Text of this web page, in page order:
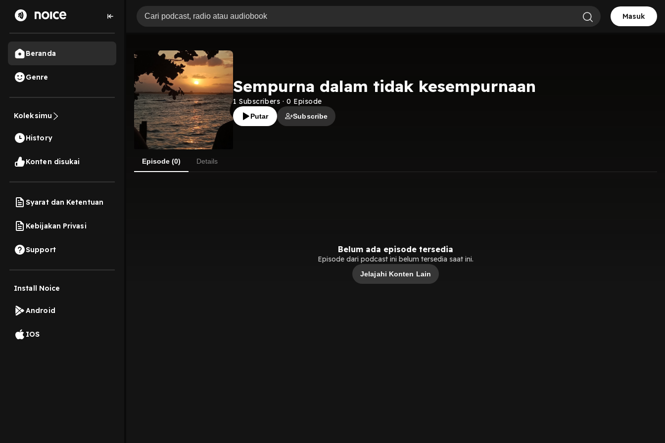
Beranda
Genre
Koleksimu
History
Konten disukai
Syarat dan Ketentuan
Kebijakan Privasi
Support
Install Noice
Android
IOS
Masuk
Sempurna dalam tidak kesempurnaan
1 Subscribers · 0 Episode
Putar Subscribe
Episode (0) Details
Belum ada episode tersedia
Episode dari podcast ini belum tersedia saat ini.
Jelajahi Konten Lain